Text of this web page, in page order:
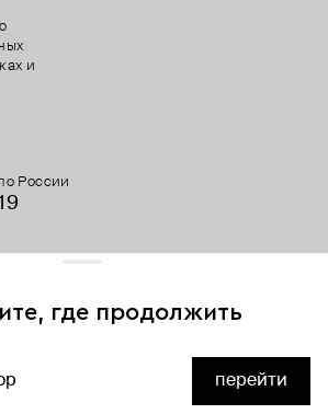
России
и
где продолжить
перейти
Продолжая его использование,